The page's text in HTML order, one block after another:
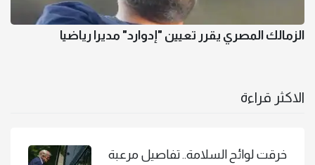
الزمالك المصري يقرر تعيين "إدوارد" مديرا رياضيا
الاكثر قراءة
خرقت لوائح السلامة.. تفاصيل مرعبة